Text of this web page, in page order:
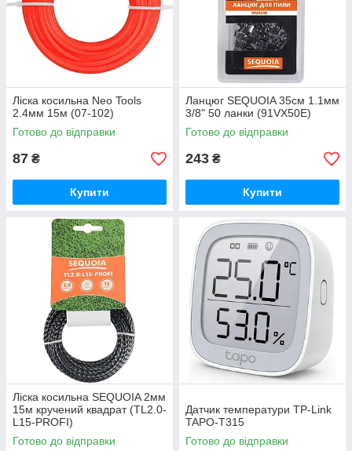
Ліска косильна Neo Tools
2.4мм 15м (07-102)
Готово до відправки
87 ₴
Купити
Ланцюг SEQUOIA 35см 1.1мм
3/8" 50 ланки (91VX50E)
Готово до відправки
243 ₴
Купити
Ліска косильна SEQUOIA 2мм
15м кручений квадрат (TL2.0-
L15-PROFI)
Готово до відправки
Датчик температури TP-Link
TAPO-T315
Готово до відправки